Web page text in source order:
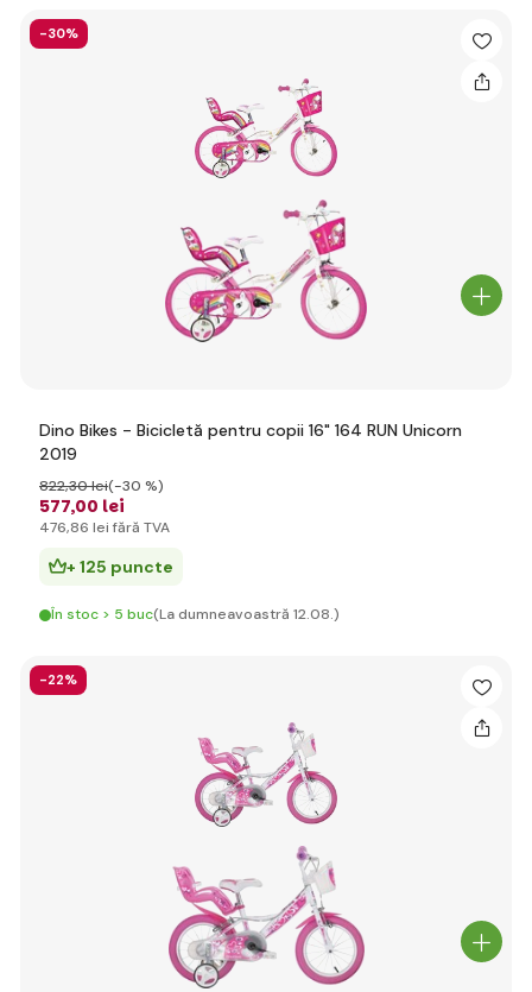
-30%
Dino Bikes - Bicicletă pentru copii 16" 164 RUN Unicorn
2019
577,00 lei
822,30 lei(-30 %)
476,86 lei fără TVA
+ 125 puncte
În stoc > 5 buc(La dumneavoastră 12.08.)
-22%